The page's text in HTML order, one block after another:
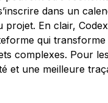
dans un
En clair,
qui
complexes. Pour
et une meilleure